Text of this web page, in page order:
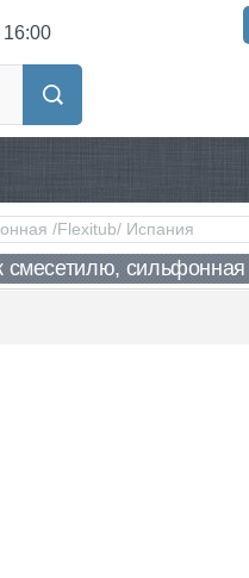
/Flexitub/ Испания
смесетилю, сильфонная